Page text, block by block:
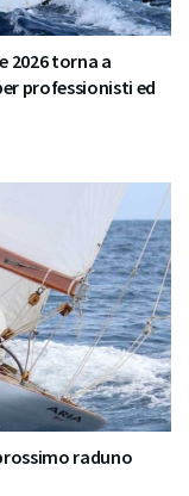
2026 torna a
professionisti ed
raduno